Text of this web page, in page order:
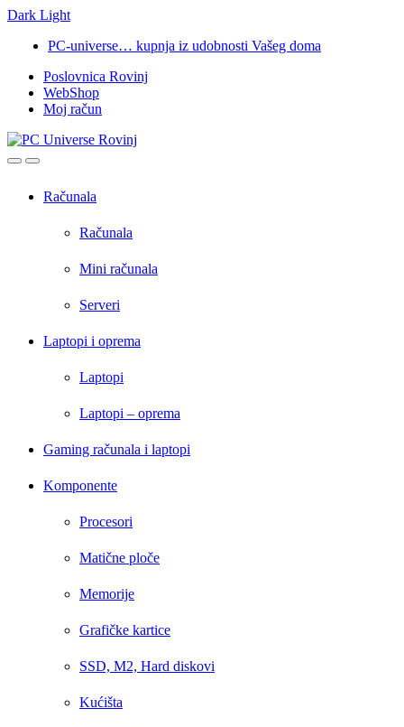
Dark Light
navigation
content
PC-universe… kupnja iz udobnosti Vašeg doma
Poslovnica Rovinj
WebShop
Moj račun
OpenClose
Računala
Računala
Mini računala
Serveri
Laptopi i oprema
Laptopi
Laptopi – oprema
Gaming računala i laptopi
Komponente
Procesori
Matične ploče
Memorije
Grafičke kartice
SSD, M2, Hard diskovi
Kućišta